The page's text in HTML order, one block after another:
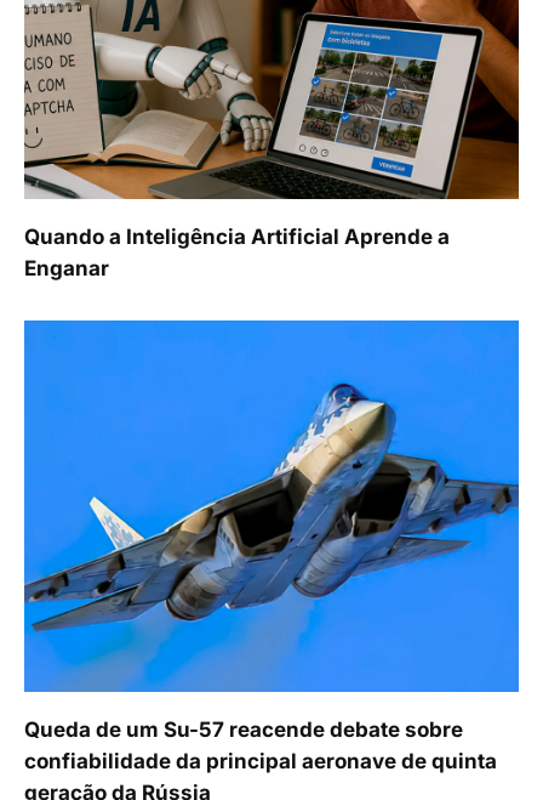
Quando a Inteligência Artificial Aprende a
Enganar
Queda de um Su-57 reacende debate sobre
confiabilidade da principal aeronave de quinta
geração da Rússia